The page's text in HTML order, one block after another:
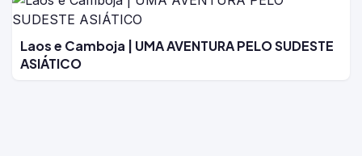
Laos e Camboja | UMA AVENTURA PELO SUDESTE
ASIÁTICO